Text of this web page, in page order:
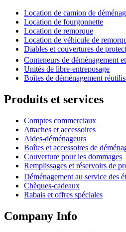
Location de camion de
Location de fourgonnette
Location de remorque
Location de véhicule de
Diables et couvertures de
Conteneurs de déménagement
Unités de libre-entreposage
Boîtes de déménagement
Produits et services
Comptes commerciaux
Attaches et accessoires
Aides-déménageurs
Boîtes et accessoires de
Couverture pour les dommages
Remplissages et réservoirs de
Déménagement au service des
Chèques-cadeaux
Rabais et offres spéciales
Company Info